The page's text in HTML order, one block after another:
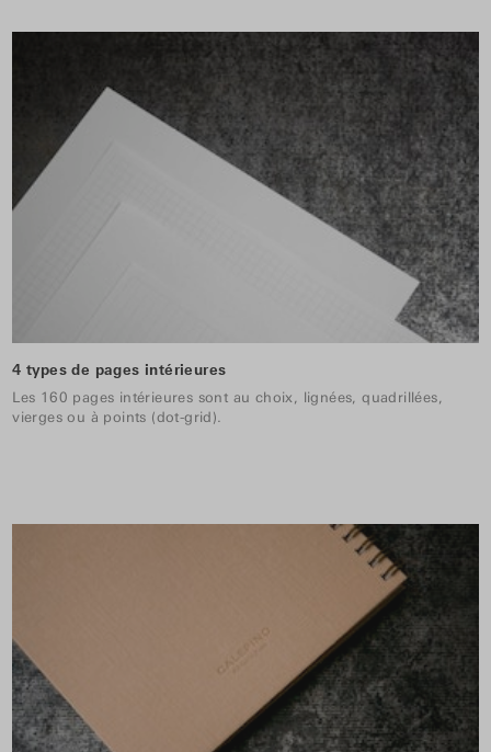
4 types de pages intérieures
Les 160 pages intérieures sont au choix, lignées, quadrillées,
vierges ou à points (dot-grid).